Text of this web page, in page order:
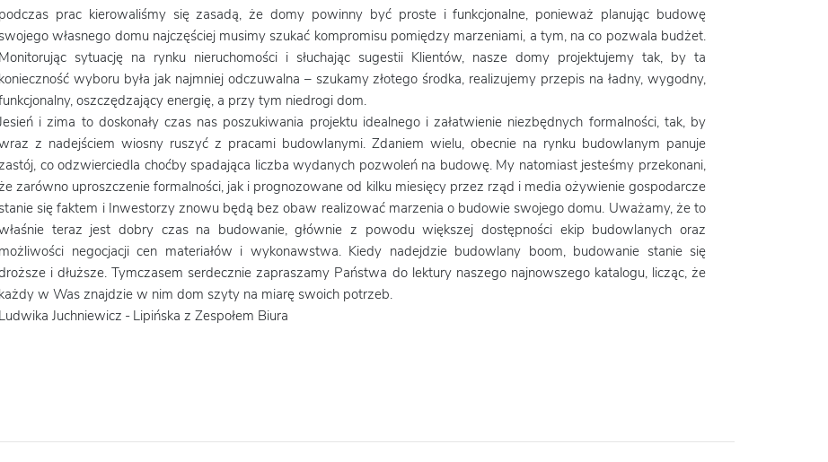
podczas prac kierowaliśmy się zasadą, że domy powinny być proste i funkcjonalne, ponieważ planując budowę
swojego własnego domu najczęściej musimy szukać kompromisu pomiędzy marzeniami, a tym, na co pozwala budżet.
Monitorując sytuację na rynku nieruchomości i słuchając sugestii Klientów, nasze domy projektujemy tak, by ta
konieczność wyboru była jak najmniej odczuwalna – szukamy złotego środka, realizujemy przepis na ładny, wygodny,
oszczędzający energię, a przy tym niedrogi dom.
i zima to doskonały czas nas poszukiwania projektu idealnego i załatwienie niezbędnych formalności, tak, by
z nadejściem wiosny ruszyć z pracami budowlanymi. Zdaniem wielu, obecnie na rynku budowlanym panuje
co odzwierciedla choćby spadająca liczba wydanych pozwoleń na budowę. My natomiast jesteśmy przekonani,
zarówno uproszczenie formalności, jak i prognozowane od kilku miesięcy przez rząd i media ożywienie gospodarcze
stanie się faktem i Inwestorzy znowu będą bez obaw realizować marzenia o budowie swojego domu. Uważamy, że to
teraz jest dobry czas na budowanie, głównie z powodu większej dostępności ekip budowlanych oraz
możliwości negocjacji cen materiałów i wykonawstwa. Kiedy nadejdzie budowlany boom, budowanie stanie się
i dłuższe. Tymczasem serdecznie zapraszamy Państwa do lektury naszego najnowszego katalogu, licząc, że
każdy w Was znajdzie w nim dom szyty na miarę swoich potrzeb.
Ludwika Juchniewicz - Lipińska z Zespołem Biura